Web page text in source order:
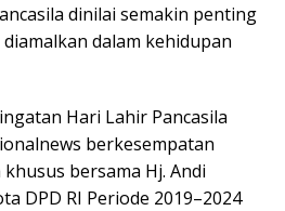
dinilai semakin penting
dalam kehidupan
Hari Lahir Pancasila
berkesempatan
bersama Hj. Andi
DPD RI Periode 2019–2024